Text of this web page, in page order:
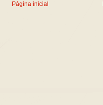
Página inicial